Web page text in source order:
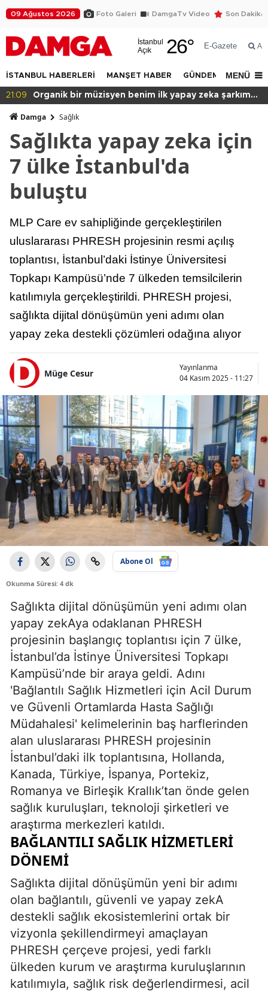
09 Ağustos 2026 Foto Galeri DamgaTv Video Son Dakika
İstanbul
Açık
26° E-Gazete Ara
İSTANBUL HABERLERİ MANŞET HABER GÜNDEM DÜNYA
MENÜ
20:49 Başkan var binası yok!
Damga Sağlık
Sağlıkta yapay zeka için
7 ülke İstanbul'da
buluştu
MLP Care ev sahipliğinde gerçekleştirilen
uluslararası PHRESH projesinin resmi açılış
toplantısı, İstanbul’daki İstinye Üniversitesi
Topkapı Kampüsü’nde 7 ülkeden temsilcilerin
katılımıyla gerçekleştirildi. PHRESH projesi,
sağlıkta dijital dönüşümün yeni adımı olan
yapay zeka destekli çözümleri odağına alıyor
Müge Cesur
Yayınlanma
04 Kasım 2025 - 11:27
Abone Ol
Okunma Süresi: 4 dk
Sağlıkta dijital dönüşümün yeni adımı olan
yapay zekAya odaklanan PHRESH
projesinin başlangıç toplantısı için 7 ülke,
İstanbul’da İstinye Üniversitesi Topkapı
Kampüsü’nde bir araya geldi. Adını
'Bağlantılı Sağlık Hizmetleri için Acil Durum
ve Güvenli Ortamlarda Hasta Sağlığı
Müdahalesi' kelimelerinin baş harflerinden
alan uluslararası PHRESH projesinin
İstanbul’daki ilk toplantısına, Hollanda,
Kanada, Türkiye, İspanya, Portekiz,
Romanya ve Birleşik Krallık’tan önde gelen
sağlık kuruluşları, teknoloji şirketleri ve
araştırma merkezleri katıldı.
BAĞLANTILI SAĞLIK HİZMETLERİ
DÖNEMİ
Sağlıkta dijital dönüşümün yeni bir adımı
olan bağlantılı, güvenli ve yapay zekA
destekli sağlık ekosistemlerini ortak bir
vizyonla şekillendirmeyi amaçlayan
PHRESH çerçeve projesi, yedi farklı
ülkeden kurum ve araştırma kuruluşlarının
katılımıyla, sağlık risk değerlendirmesi, acil